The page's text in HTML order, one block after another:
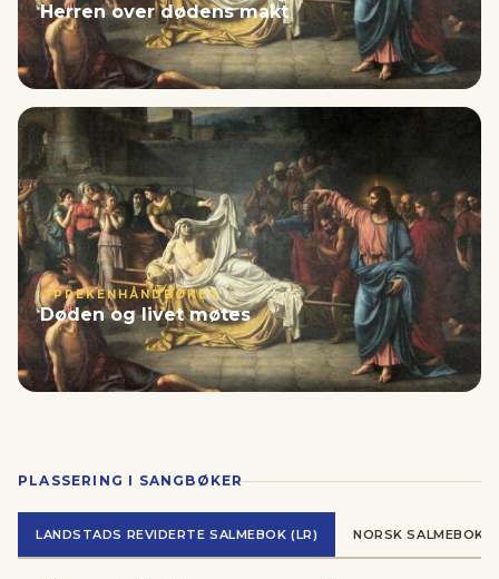
Herren over dødens makt
PREKENHÅNDBØKER
Døden og livet møtes
PLASSERING I SANGBØKER
LANDSTADS REVIDERTE SALMEBOK (LR) NORSK SALMEBOK